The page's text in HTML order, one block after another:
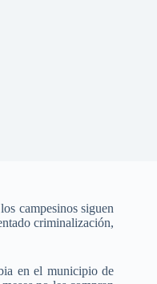
campesinos siguen
criminalización,
en el municipio de